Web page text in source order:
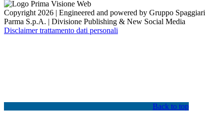
Copyright 2026 | Engineered and powered by Gruppo Spaggiari
Parma S.p.A. | Divisione Publishing & New Social Media
Disclaimer trattamento dati personali
Back to top